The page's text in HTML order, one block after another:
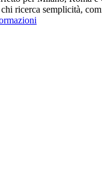
ricerca semplicità,